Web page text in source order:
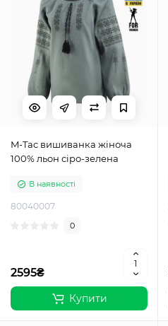
M-Tac вишиванка жіноча
100% льон сіро-зелена
В наявності
80040007
0
2595₴
Купити